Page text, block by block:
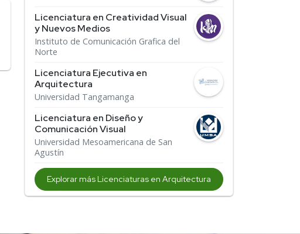
Licenciatura en Creatividad Visual
y Nuevos Medios
Instituto de Comunicación Grafica del
Norte
Licenciatura Ejecutiva en
Arquitectura
Universidad Tangamanga
Licenciatura en Diseño y
Comunicación Visual
Universidad Mesoamericana de San
Agustín
Explorar más Licenciaturas en Arquitectura